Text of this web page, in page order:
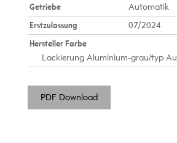
Getriebe
Automatik
Erstzulassung
07/2024
Hersteller Farbe
Lackierung Aluminium-grau/typ Au
PDF Download